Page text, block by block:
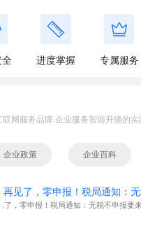
全 进度掌握 专属服务
联网服务品牌 企业服务智能升级的实
企业政策 企业百科
了，零申报！税局通知：无税不申报要